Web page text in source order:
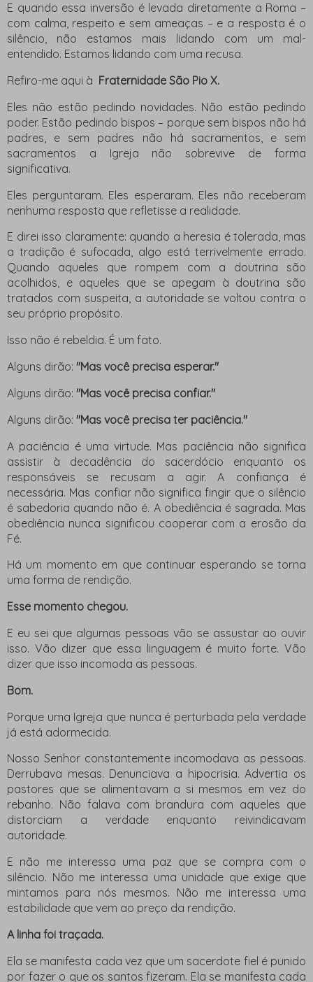
E quando essa inversão é levada diretamente a Roma –
com calma, respeito e sem ameaças – e a resposta é o
silêncio, não estamos mais lidando com um mal-
entendido. Estamos lidando com uma recusa.
Refiro-me aqui à Fraternidade São Pio X.
Eles não estão pedindo novidades. Não estão pedindo
poder. Estão pedindo bispos – porque sem bispos não há
padres, e sem padres não há sacramentos, e sem
sacramentos a Igreja não sobrevive de forma
significativa.
Eles perguntaram. Eles esperaram. Eles não receberam
nenhuma resposta que refletisse a realidade.
E direi isso claramente: quando a heresia é tolerada, mas
a tradição é sufocada, algo está terrivelmente errado.
Quando aqueles que rompem com a doutrina são
acolhidos, e aqueles que se apegam à doutrina são
tratados com suspeita, a autoridade se voltou contra o
seu próprio propósito.
Isso não é rebeldia. É um fato.
Alguns dirão: "Mas você precisa esperar."
Alguns dirão: "Mas você precisa confiar."
Alguns dirão: "Mas você precisa ter paciência."
A paciência é uma virtude. Mas paciência não significa
assistir à decadência do sacerdócio enquanto os
responsáveis ​​se recusam a agir. A confiança é
necessária. Mas confiar não significa fingir que o silêncio
é sabedoria quando não é. A obediência é sagrada. Mas
obediência nunca significou cooperar com a erosão da
Fé.
Há um momento em que continuar esperando se torna
uma forma de rendição.
Esse momento chegou.
E eu sei que algumas pessoas vão se assustar ao ouvir
isso. Vão dizer que essa linguagem é muito forte. Vão
dizer que isso incomoda as pessoas.
Bom.
Porque uma Igreja que nunca é perturbada pela verdade
já está adormecida.
Nosso Senhor constantemente incomodava as pessoas.
Derrubava mesas. Denunciava a hipocrisia. Advertia os
pastores que se alimentavam a si mesmos em vez do
rebanho. Não falava com brandura com aqueles que
distorciam a verdade enquanto reivindicavam
autoridade.
E não me interessa uma paz que se compra com o
silêncio. Não me interessa uma unidade que exige que
mintamos para nós mesmos. Não me interessa uma
estabilidade que vem ao preço da rendição.
A linha foi traçada.
Ela se manifesta cada vez que um sacerdote fiel é punido
por fazer o que os santos fizeram. Ela se manifesta cada